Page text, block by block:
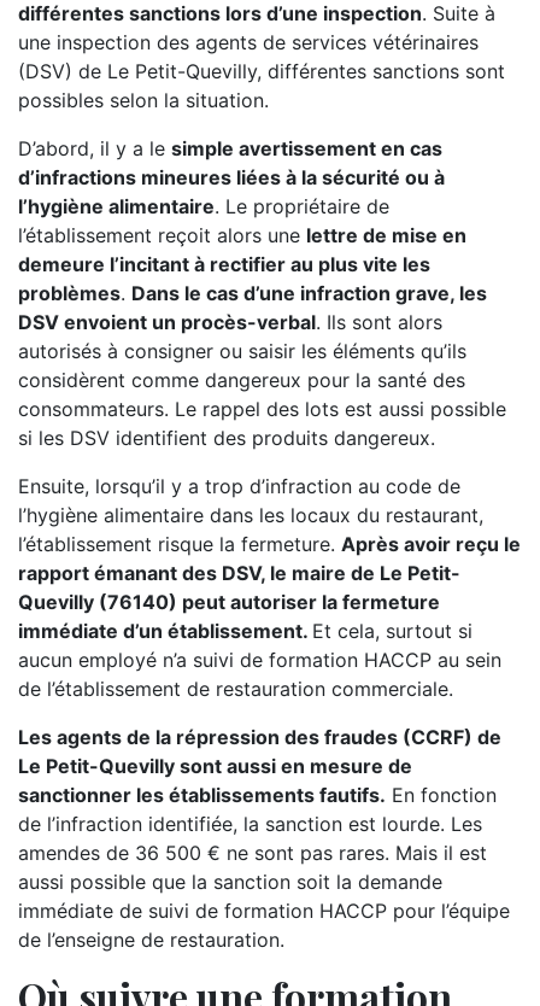
différentes sanctions lors d’une inspection. Suite à
une inspection des agents de services vétérinaires
(DSV) de Le Petit-Quevilly, différentes sanctions sont
possibles selon la situation.
D’abord, il y a le simple avertissement en cas
d’infractions mineures liées à la sécurité ou à
l’hygiène alimentaire. Le propriétaire de
l’établissement reçoit alors une lettre de mise en
demeure l’incitant à rectifier au plus vite les
problèmes. Dans le cas d’une infraction grave, les
DSV envoient un procès-verbal. Ils sont alors
autorisés à consigner ou saisir les éléments qu’ils
considèrent comme dangereux pour la santé des
consommateurs. Le rappel des lots est aussi possible
si les DSV identifient des produits dangereux.
Ensuite, lorsqu’il y a trop d’infraction au code de
l’hygiène alimentaire dans les locaux du restaurant,
l’établissement risque la fermeture. Après avoir reçu le
rapport émanant des DSV, le maire de Le Petit-
Quevilly (76140) peut autoriser la fermeture
immédiate d’un établissement. Et cela, surtout si
aucun employé n’a suivi de formation HACCP au sein
de l’établissement de restauration commerciale.
Les agents de la répression des fraudes (CCRF) de
Le Petit-Quevilly sont aussi en mesure de
sanctionner les établissements fautifs. En fonction
de l’infraction identifiée, la sanction est lourde. Les
amendes de 36 500 € ne sont pas rares. Mais il est
aussi possible que la sanction soit la demande
immédiate de suivi de formation HACCP pour l’équipe
de l’enseigne de restauration.